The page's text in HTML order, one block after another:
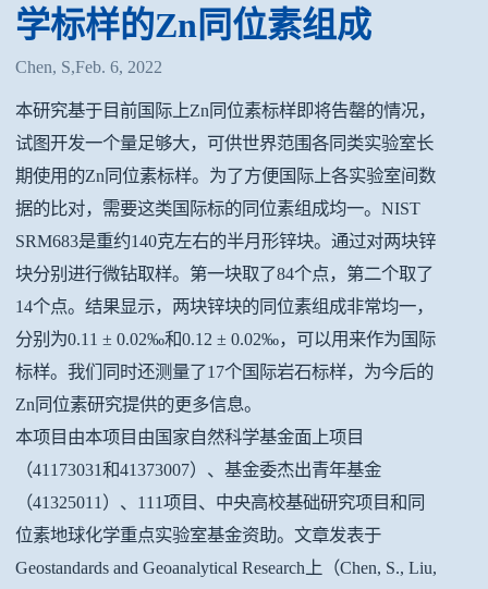
学标样的Zn同位素组成
Chen, S,Feb. 6, 2022
本研究基于目前国际上Zn同位素标样即将告罄的情况，
试图开发一个量足够大，可供世界范围各同类实验室长
期使用的Zn同位素标样。为了方便国际上各实验室间数
据的比对，需要这类国际标的同位素组成均一。NIST
SRM683是重约140克左右的半月形锌块。通过对两块锌
块分别进行微钻取样。第一块取了84个点，第二个取了
14个点。结果显示，两块锌块的同位素组成非常均一，
分别为0.11 ± 0.02‰和0.12 ± 0.02‰，可以用来作为国际
标样。我们同时还测量了17个国际岩石标样，为今后的
Zn同位素研究提供的更多信息。
本项目由本项目由国家自然科学基金面上项目
（41173031和41373007）、基金委杰出青年基金
（41325011）、111项目、中央高校基础研究项目和同
位素地球化学重点实验室基金资助。文章发表于
Geostandards and Geoanalytical Research上（Chen, S., Liu,